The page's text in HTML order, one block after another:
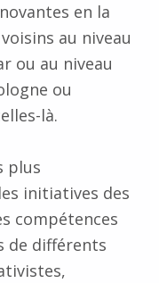
en la
au niveau
ou au niveau
ou
là.
plus
initiatives des
compétences
de différents